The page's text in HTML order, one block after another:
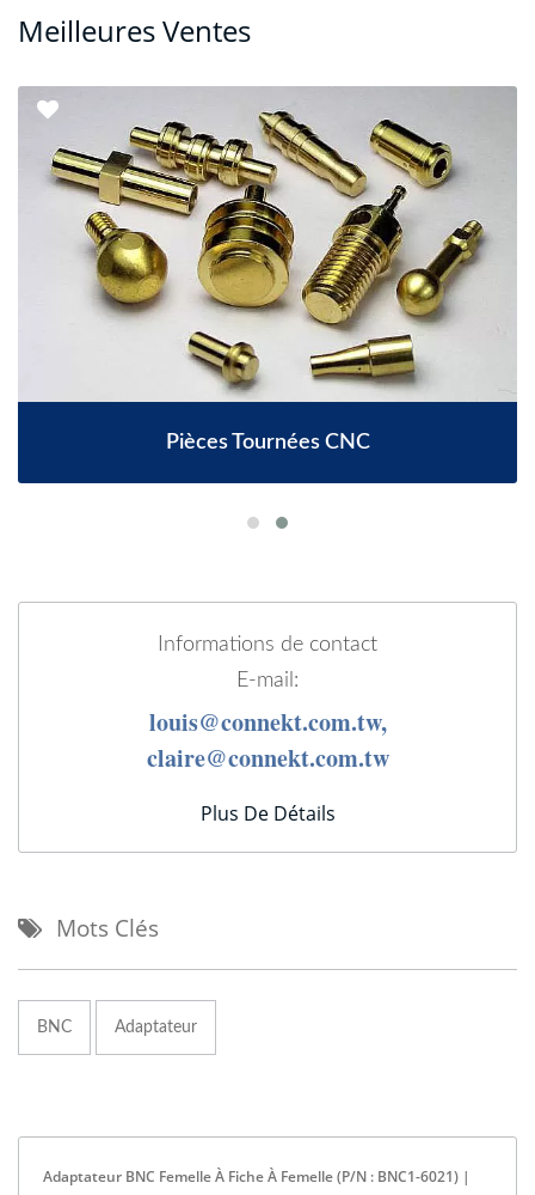
Meilleures Ventes
Pièces Tournées CNC
Informations de contact
E-mail:
louis@connekt.com.tw,
claire@connekt.com.tw
Plus De Détails
Mots Clés
BNC Adaptateur
Adaptateur BNC Femelle À Fiche À Femelle (P/N : BNC1-6021) |